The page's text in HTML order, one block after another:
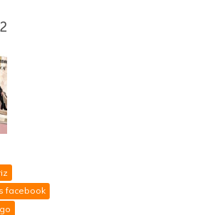
facebook